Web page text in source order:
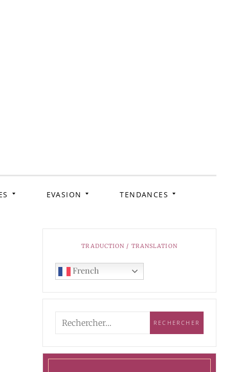
EVASION TENDANCES
TRADUCTION / TRANSLATION
French